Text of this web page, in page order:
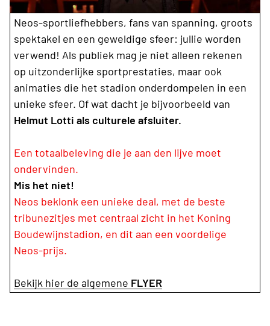
Neos-sportliefhebbers, fans van spanning, groots
spektakel en een geweldige sfeer: jullie worden
verwend! Als publiek mag je niet alleen rekenen
op uitzonderlijke sportprestaties, maar ook
animaties die het stadion onderdompelen in een
unieke sfeer. Of wat dacht je bijvoorbeeld van
Helmut Lotti als culturele afsluiter.
Een totaalbeleving die je aan den lijve moet
ondervinden.
Mis het niet!
Neos beklonk een unieke deal, met de beste
tribunezitjes met centraal zicht in het Koning
Boudewijnstadion, en dit aan een voordelige
Neos-prijs.
Bekijk hier de algemene FLYER